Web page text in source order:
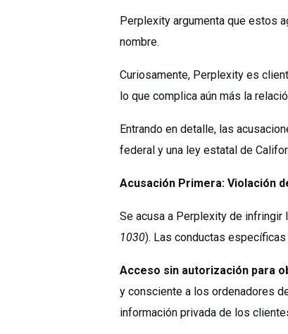
Perplexity argumenta que estos
nombre.
Curiosamente, Perplexity es
lo que complica aún más la
Entrando en detalle, las
federal y una ley estatal de
Acusación Primera: Violación
Se acusa a Perplexity de
1030). Las conductas
Acceso sin autorización para
y consciente a los ordenadores
información privada de los